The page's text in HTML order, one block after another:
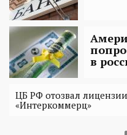
в
ЦБ РФ отозвал
«Интеркоммерц»